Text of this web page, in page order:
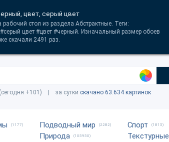
цвет, серый цвет
стол из раздела Абстрактные. Теги:
цвет #цвет #черный. Изначальный размер обоев
скачали 2491 раз.
+101) | за сутки скачано 63.634 картинок
(1177) Подводный мир (2282)
Природа (105950)
Спорт (1815)
Текстурные